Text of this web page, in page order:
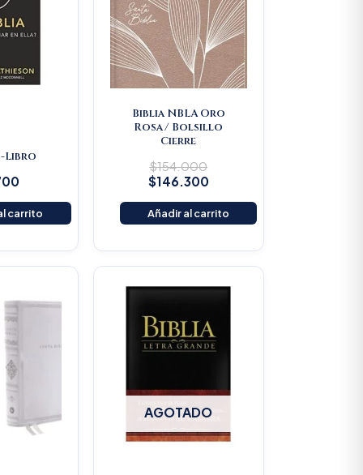
Libro
carrito
Biblia NBLA Oro
Rosa/ Bolsillo
Cierre
$154.000
$146.300
Añadir al carrito
AGOTADO